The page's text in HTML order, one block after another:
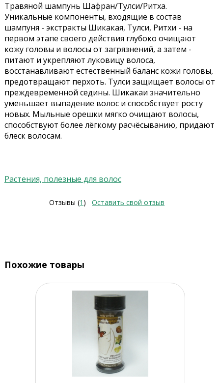
Травяной шампунь Шафран/Тулси/Ритха.
Уникальные компоненты, входящие в состав
шампуня - экстракты Шикакая, Тулси, Ритхи - на
первом этапе своего действия глубоко очищают
кожу головы и волосы от загрязнений, а затем -
питают и укрепляют луковицу волоса,
восстанавливают естественный баланс кожи головы,
предотвращают перхоть. Тулси защищает волосы от
преждевременной седины. Шикакаи значительно
уменьшает выпадение волос и способствует росту
новых. Мыльные орешки мягко очищают волосы,
способствуют более лёгкому расчёсыванию, придают
блеск волосам.
Растения, полезные для волос
Отзывы (1 ) Оставить свой отзыв
Похожие товары